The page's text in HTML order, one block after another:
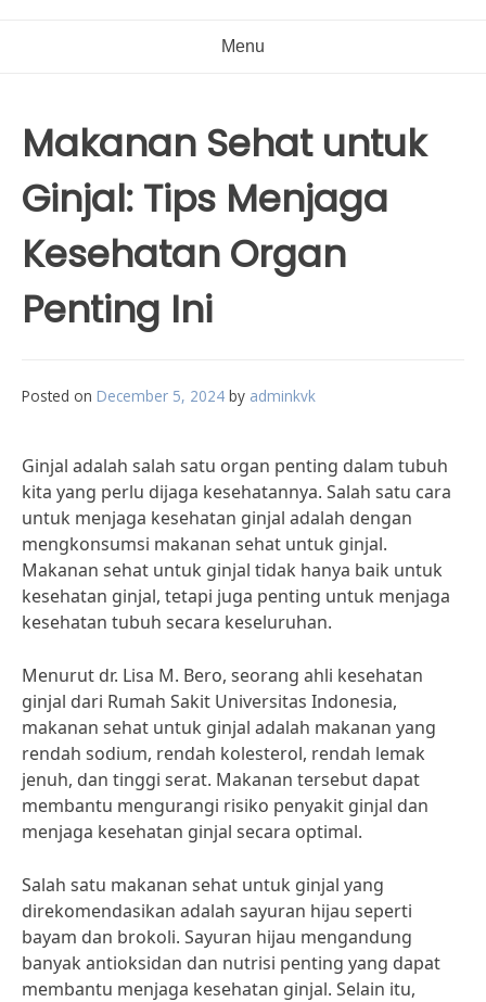
Menu
Makanan Sehat untuk
Ginjal: Tips Menjaga
Kesehatan Organ
Penting Ini
Posted on December 5, 2024 by adminkvk
Ginjal adalah salah satu organ penting dalam tubuh
kita yang perlu dijaga kesehatannya. Salah satu cara
untuk menjaga kesehatan ginjal adalah dengan
mengkonsumsi makanan sehat untuk ginjal.
Makanan sehat untuk ginjal tidak hanya baik untuk
kesehatan ginjal, tetapi juga penting untuk menjaga
kesehatan tubuh secara keseluruhan.
Menurut dr. Lisa M. Bero, seorang ahli kesehatan
ginjal dari Rumah Sakit Universitas Indonesia,
makanan sehat untuk ginjal adalah makanan yang
rendah sodium, rendah kolesterol, rendah lemak
jenuh, dan tinggi serat. Makanan tersebut dapat
membantu mengurangi risiko penyakit ginjal dan
menjaga kesehatan ginjal secara optimal.
Salah satu makanan sehat untuk ginjal yang
direkomendasikan adalah sayuran hijau seperti
bayam dan brokoli. Sayuran hijau mengandung
banyak antioksidan dan nutrisi penting yang dapat
membantu menjaga kesehatan ginjal. Selain itu,